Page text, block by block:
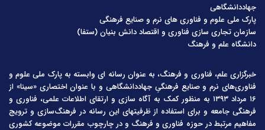
جهاددانشگاهی
پارک ملی علوم و فناوری های نرم و صنایع فرهنگی
سازمان تجاری سازی فناوری و اقتصاد دانش بنیان (ستفا)
دانشگاه علم و فرهنگ
خبرگزاری علم، فناوری و فرهنگ، به عنوان رسانه ای وابسته به پارک ملی علوم و
فناوری‌های نرم و صنایع فرهنگیِ جهاددانشگاهی و با عنوان اختصاری «سینا» از
۱۶ مرداد ۱۳۹۳ به منظور کمک به آگاه سازی و ارتقای اطلاعات علمی، فناوری و
فرهنگی جامعه و برای استفاده از ظرفیتهای این رسانه در فرهنگ‌سازی و ترویج
مفاهیم مرتبط در حوزه فناوری و فرهنگ و در چارچوب مقررات موضوعه کشوری